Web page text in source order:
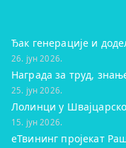
Ђак генерације и
26. јун 2026.
Награда за труд,
25. јун 2026.
Лолинци у
15. јун 2026.
eТвининг пројекат